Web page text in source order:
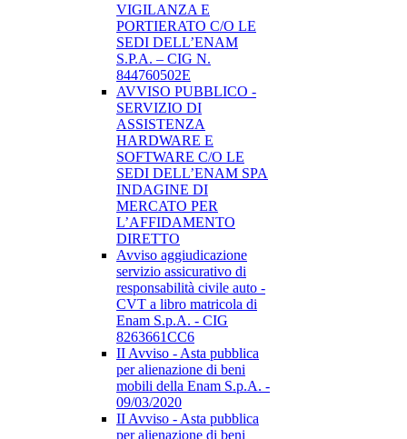
VIGILANZA E
PORTIERATO C/O LE
SEDI DELL’ENAM
S.P.A. – CIG N.
844760502E
AVVISO PUBBLICO -
SERVIZIO DI
ASSISTENZA
HARDWARE E
SOFTWARE C/O LE
SEDI DELL’ENAM SPA
INDAGINE DI
MERCATO PER
L’AFFIDAMENTO
DIRETTO
Avviso aggiudicazione
servizio assicurativo di
responsabilità civile auto -
CVT a libro matricola di
Enam S.p.A. - CIG
8263661CC6
II Avviso - Asta pubblica
per alienazione di beni
mobili della Enam S.p.A. -
09/03/2020
II Avviso - Asta pubblica
per alienazione di beni